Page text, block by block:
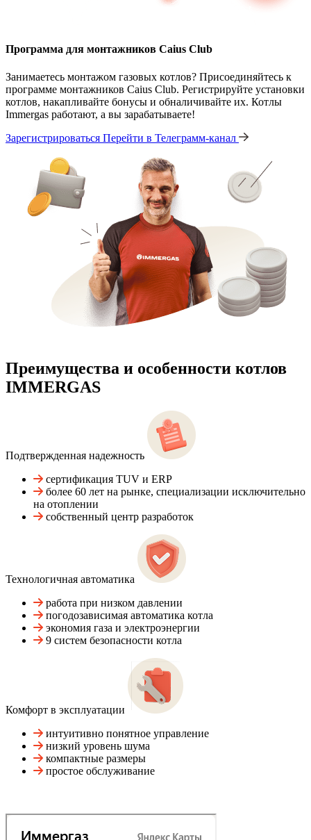
Программа для монтажников Caius Club
Занимаетесь монтажом газовых котлов? Присоединяйтесь к
программе монтажников Caius Club. Регистрируйте установки
котлов, накапливайте бонусы и обналичивайте их. Котлы
Immergas работают, а вы зарабатываете!
Зарегистрироваться Перейти в Телеграмм-канал
Преимущества и особенности котлов
IMMERGAS
Подтвержденная надежность
сертификация TUV и ERP
более 60 лет на рынке, специализации исключительно
на отоплении
собственный центр разработок
Технологичная автоматика
работа при низком давлении
погодозависимая автоматика котла
экономия газа и электроэнергии
9 систем безопасности котла
Комфорт в эксплуатации
интуитивно понятное управление
низкий уровень шума
компактные размеры
простое обслуживание